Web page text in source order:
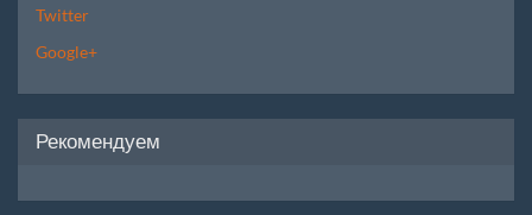
Twitter
Google+
Рекомендуем